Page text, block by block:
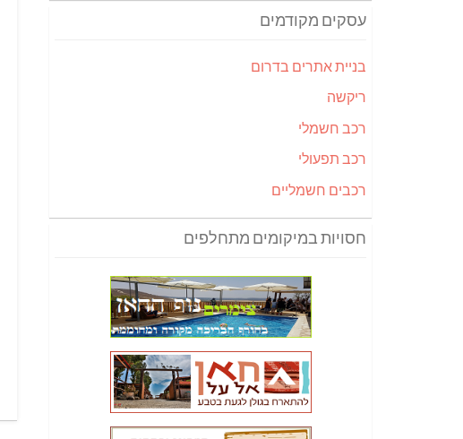
עסקים מקודמים
בניית אתרים בדרום
ריקשה
רכב חשמלי
רכב תפעולי
רכבים חשמליים
חסויות במיקומים מתחלפים